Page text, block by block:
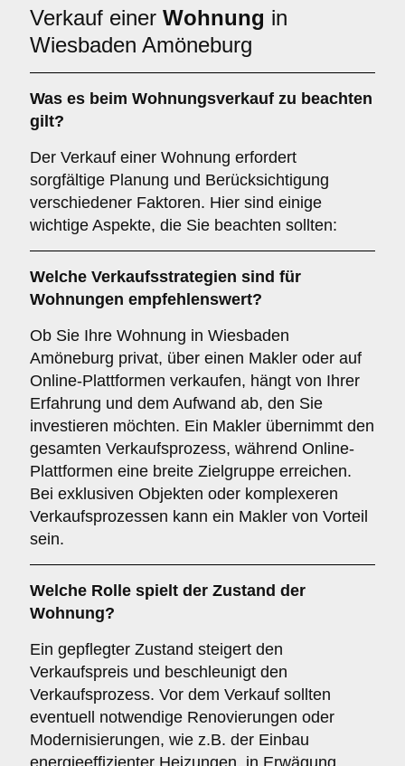
Verkauf einer Wohnung in
Wiesbaden Amöneburg
Was es beim Wohnungsverkauf zu beachten
gilt?
Der Verkauf einer Wohnung erfordert
sorgfältige Planung und Berücksichtigung
verschiedener Faktoren. Hier sind einige
wichtige Aspekte, die Sie beachten sollten:
Welche Verkaufsstrategien sind für
Wohnungen empfehlenswert?
Ob Sie Ihre Wohnung in Wiesbaden
Amöneburg privat, über einen Makler oder auf
Online-Plattformen verkaufen, hängt von Ihrer
Erfahrung und dem Aufwand ab, den Sie
investieren möchten. Ein Makler übernimmt den
gesamten Verkaufsprozess, während Online-
Plattformen eine breite Zielgruppe erreichen.
Bei exklusiven Objekten oder komplexeren
Verkaufsprozessen kann ein Makler von Vorteil
sein.
Welche Rolle spielt der Zustand der
Wohnung?
Ein gepflegter Zustand steigert den
Verkaufspreis und beschleunigt den
Verkaufsprozess. Vor dem Verkauf sollten
eventuell notwendige Renovierungen oder
Modernisierungen, wie z.B. der Einbau
energieeffizienter Heizungen, in Erwägung